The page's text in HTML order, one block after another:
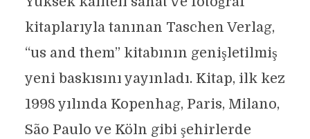
kitaplarıyla tanınan Taschen Verlag,
“us and them” kitabının genişletilmiş
yeni baskısını yayınladı. Kitap, ilk kez
1998 yılında Kopenhag, Paris, Milano,
São Paulo ve Köln gibi şehirlerde